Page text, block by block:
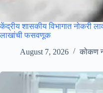
केंद्रीय शासकीय विभागात नोकरी
लाखांची फसवणूक
August 7, 2026
कोकण